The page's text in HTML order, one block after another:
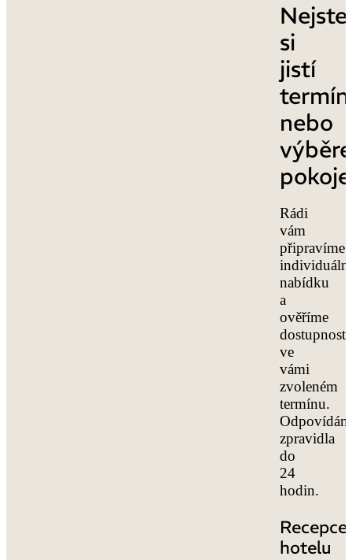
Nejste
si
jistí
nebo
Rádi
vám
připravíme
nabídku
a
ověříme
dostupnost
ve
vámi
zvoleném
termínu.
zpravidla
do
24
hodin.
Recepce
hotelu